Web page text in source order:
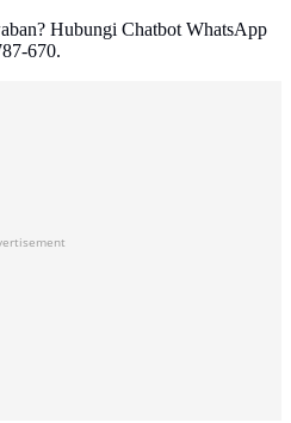
Hubungi Chatbot WhatsApp
670.